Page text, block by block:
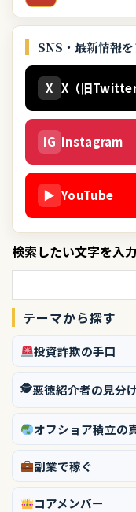
SNS・最新情報
X X（旧Twitter
IG Instagram
▶ YouTube
検索したい文字を入
テーマから探す
投資詐欺の手口
🕵️悪徳紹介者の見分
オフショア積立の
副業で稼ぐ
コアメンバー